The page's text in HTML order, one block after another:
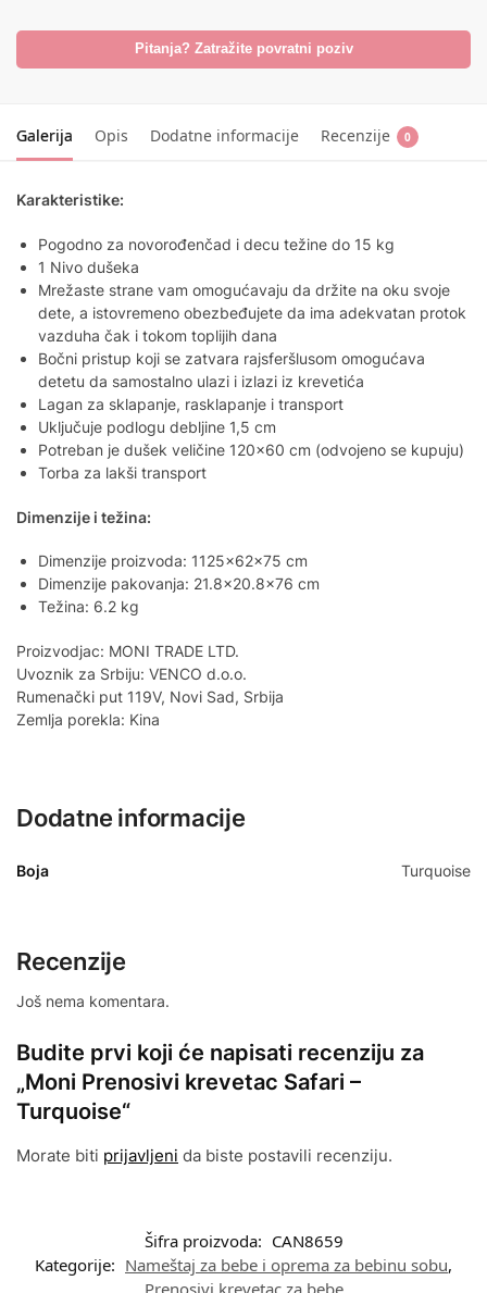
Pitanja? Zatražite povratni poziv
Galerija Opis Dodatne informacije Recenzije 0
Karakteristike:
Pogodno za novorođenčad i decu težine do 15 kg
1 Nivo dušeka
Mrežaste strane vam omogućavaju da držite na oku svoje
dete, a istovremeno obezbeđujete da ima adekvatan protok
vazduha čak i tokom toplijih dana
Bočni pristup koji se zatvara rajsferšlusom omogućava
detetu da samostalno ulazi i izlazi iz krevetića
Lagan za sklapanje, rasklapanje i transport
Uključuje podlogu debljine 1,5 cm
Potreban je dušek veličine 120×60 cm (odvojeno se kupuju)
Torba za lakši transport
Dimenzije i težina:
Dimenzije proizvoda: 1125x62x75 сm
Dimenzije pakovanja: 21.8×20.8×76 cm
Težina: 6.2 kg
Proizvodjac: MONI TRADE LTD.
Uvoznik za Srbiju: VENCO d.o.o.
Rumenački put 119V, Novi Sad, Srbija
Zemlja porekla: Kina
Dodatne informacije
Boja Turquoise
Recenzije
Još nema komentara.
Budite prvi koji će napisati recenziju za
„Moni Prenosivi krevetac Safari –
Turquoise“
Morate biti prijavljeni da biste postavili recenziju.
Šifra proizvoda: CAN8659
Kategorije: Nameštaj za bebe i oprema za bebinu sobu,